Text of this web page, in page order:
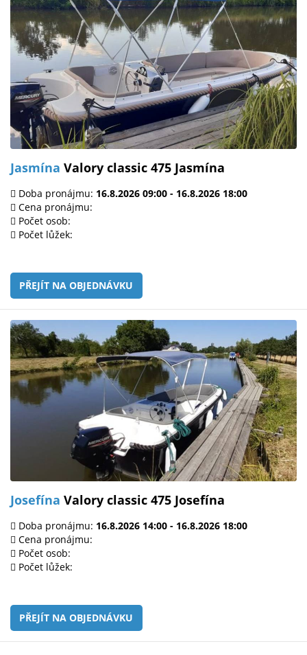
Jasmína Valory classic 475 Jasmína
Doba pronájmu: 16.8.2026 09:00 - 16.8.2026 18:00
Cena pronájmu:
Počet osob:
Počet lůžek:
PŘEJÍT NA OBJEDNÁVKU
Josefína Valory classic 475 Josefína
Doba pronájmu: 16.8.2026 14:00 - 16.8.2026 18:00
Cena pronájmu:
Počet osob:
Počet lůžek:
PŘEJÍT NA OBJEDNÁVKU